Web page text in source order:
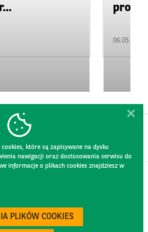
06.05.2026
które są zapisywane na dysku
nawigacji oraz dostosowania serwisu do
informacje o plikach cookies znajdziesz w
PLIKÓW COOKIES